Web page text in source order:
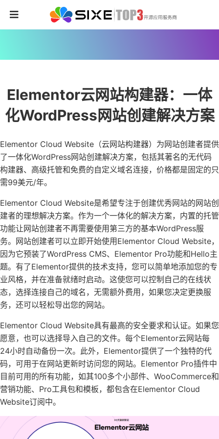
Elementor云网站构建器：一体
化WordPress网站创建解决方案
Elementor Cloud Website（云网站构建器）为网站创建者提供
了一体化WordPress网站创建解决方案，包括其著名的无代码
构建器、高级托管和免费的自定义域名连接，价格都是固定的只
需99美元/年。
Elementor Cloud Website是希望专注于创建优秀网站的网站创
建者的理想解决方案。作为一个一体化的解决方案，内置的托管
功能让网站创建者不再需要使用第三方的基本WordPress服
务。网站创建者可以立即开始使用Elementor Cloud Website，
因为它预装了WordPress CMS、Elementor Pro功能和Hello主
题。有了Elementor提供的技术支持，您可以简单地添加您的专
业风格，并在准备就绪时启动。这使您可以控制自己的在线状
态，选择连接自己的域名，无需额外费用，如果您决定更换服
务，还可以轻松导出您的网站。
Elementor Cloud Website具有最高的安全要求和认证。如果您
愿意，也可以选择导入自己的文件。每个Elementor云网站每
24小时自动备份一次。此外，Elementor提供了一个独特的代
码，可用于在网站更新时访问您的网站。Elementor Pro插件中
目前可用的所有功能，如其100多个小部件、WooCommerce和
营销功能、Pro工具包和模板，都包含在Elementor Cloud
Website订阅中。